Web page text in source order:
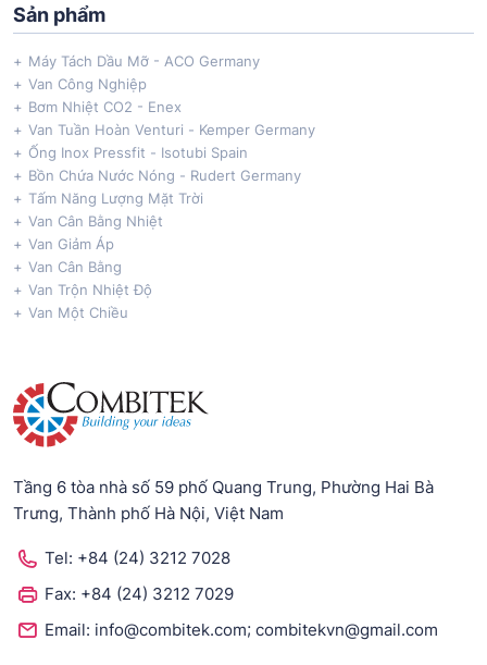
Sản phẩm
Máy Tách Dầu Mỡ - ACO Germany
Van Công Nghiệp
Bơm Nhiệt CO2 - Enex
Van Tuần Hoàn Venturi - Kemper Germany
Ống Inox Pressfit - Isotubi Spain
Bồn Chứa Nước Nóng - Rudert Germany
Tấm Năng Lượng Mặt Trời
Van Cân Bằng Nhiệt
Van Giảm Áp
Van Cân Bằng
Van Trộn Nhiệt Độ
Van Một Chiều
Tầng 6 tòa nhà số 59 phố Quang Trung, Phường Hai Bà
Trưng, Thành phố Hà Nội, Việt Nam
Tel: +84 (24) 3212 7028
Fax: +84 (24) 3212 7029
Email: info@combitek.com; combitekvn@gmail.com